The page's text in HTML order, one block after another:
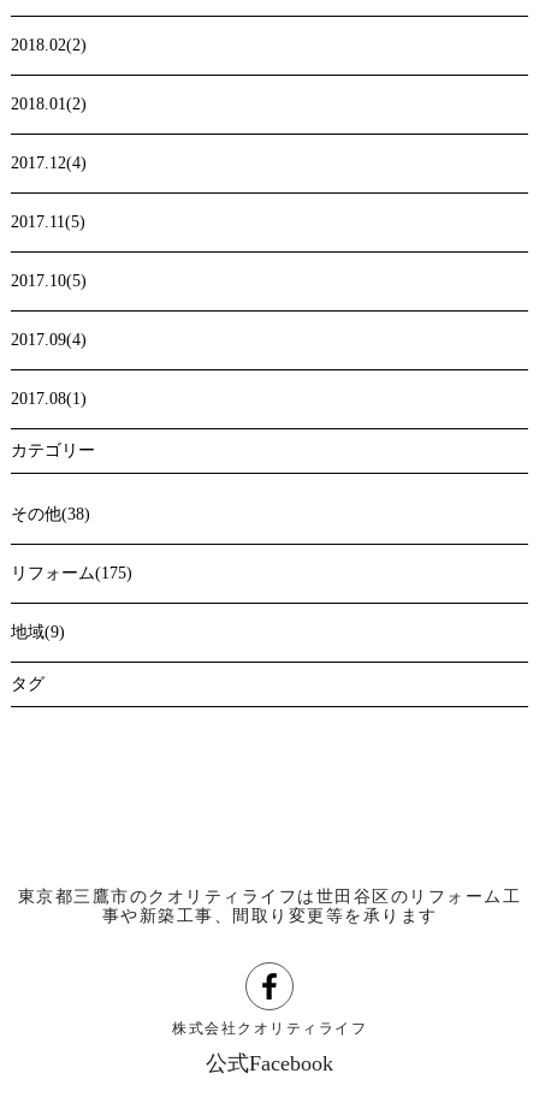
2018.02(2)
2018.01(2)
2017.12(4)
2017.11(5)
2017.10(5)
2017.09(4)
2017.08(1)
カテゴリー
その他(38)
リフォーム(175)
地域(9)
タグ
東京都三鷹市のクオリティライフは世田谷区のリフォーム工
事や新築工事、間取り変更等を承ります
株式会社クオリティライフ
公式Facebook